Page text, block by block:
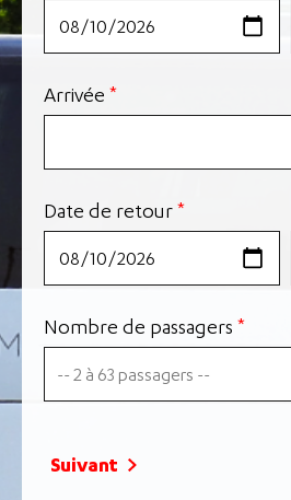
Arrivée *
Date de retour*
Nombre de passagers *
Suivant